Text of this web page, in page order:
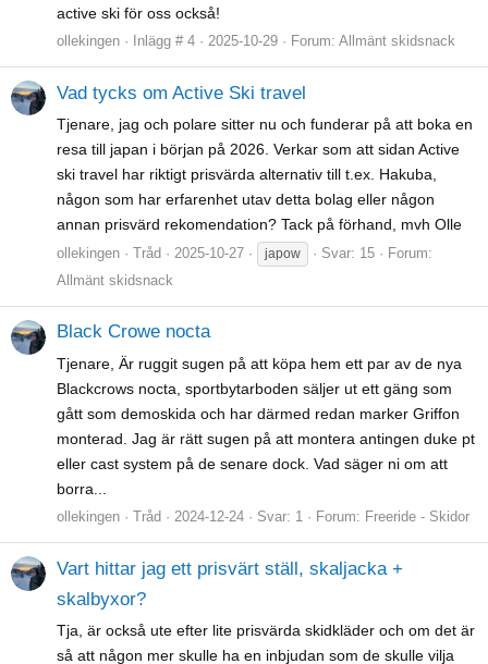
active ski för oss också!
ollekingen Inlägg # 4 2025-10-29 Forum: Allmänt skidsnack
Vad tycks om Active Ski travel
Tjenare, jag och polare sitter nu och funderar på att boka en
resa till japan i början på 2026. Verkar som att sidan Active
ski travel har riktigt prisvärda alternativ till t.ex. Hakuba,
någon som har erfarenhet utav detta bolag eller någon
annan prisvärd rekomendation? Tack på förhand, mvh Olle
ollekingen Tråd 2025-10-27 japow Svar: 15
Forum:
Allmänt skidsnack
Black Crowe nocta
Tjenare, Är ruggit sugen på att köpa hem ett par av de nya
Blackcrows nocta, sportbytarboden säljer ut ett gäng som
gått som demoskida och har därmed redan marker Griffon
monterad. Jag är rätt sugen på att montera antingen duke pt
eller cast system på de senare dock. Vad säger ni om att
borra...
ollekingen Tråd 2024-12-24 Svar: 1 Forum: Freeride - Skidor
Vart hittar jag ett prisvärt ställ, skaljacka +
skalbyxor?
Tja, är också ute efter lite prisvärda skidkläder och om det är
så att någon mer skulle ha en inbjudan som de skulle vilja